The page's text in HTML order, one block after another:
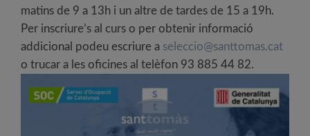
matins de 9 a 13h i un altre de tardes de 15 a 19h.
Per inscriure’s al curs o per obtenir informació
addicional podeu escriure a seleccio@santtomas.cat
o trucar a les oficines al telèfon 93 885 44 82.